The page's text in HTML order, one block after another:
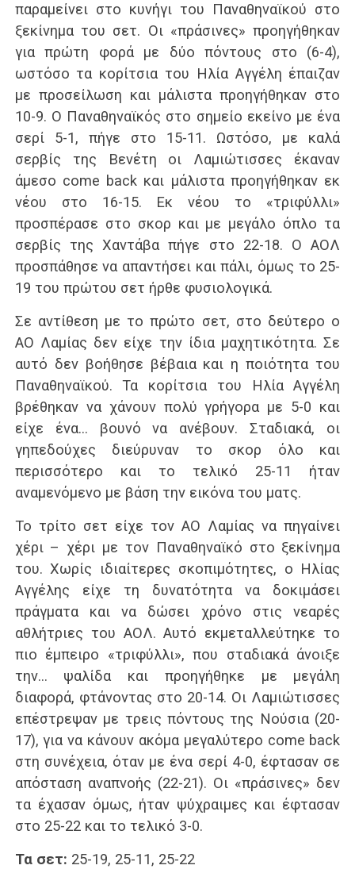
παραμείνει στο κυνήγι του Παναθηναϊκού στο
ξεκίνημα του σετ. Οι «πράσινες» προηγήθηκαν
για πρώτη φορά με δύο πόντους στο (6-4),
ωστόσο τα κορίτσια του Ηλία Αγγέλη έπαιζαν
με προσείλωση και μάλιστα προηγήθηκαν στο
10-9. Ο Παναθηναϊκός στο σημείο εκείνο με ένα
σερί 5-1, πήγε στο 15-11. Ωστόσο, με καλά
σερβίς της Βενέτη οι Λαμιώτισσες έκαναν
άμεσο come back και μάλιστα προηγήθηκαν εκ
νέου στο 16-15. Εκ νέου το «τριφύλλι»
προσπέρασε στο σκορ και με μεγάλο όπλο τα
σερβίς της Χαντάβα πήγε στο 22-18. Ο ΑΟΛ
προσπάθησε να απαντήσει και πάλι, όμως το 25-
19 του πρώτου σετ ήρθε φυσιολογικά.
Σε αντίθεση με το πρώτο σετ, στο δεύτερο ο
ΑΟ Λαμίας δεν είχε την ίδια μαχητικότητα. Σε
αυτό δεν βοήθησε βέβαια και η ποιότητα του
Παναθηναϊκού. Τα κορίτσια του Ηλία Αγγέλη
βρέθηκαν να χάνουν πολύ γρήγορα με 5-0 και
είχε ένα… βουνό να ανέβουν. Σταδιακά, οι
γηπεδούχες διεύρυναν το σκορ όλο και
περισσότερο και το τελικό 25-11 ήταν
αναμενόμενο με βάση την εικόνα του ματς.
Το τρίτο σετ είχε τον ΑΟ Λαμίας να πηγαίνει
χέρι – χέρι με τον Παναθηναϊκό στο ξεκίνημα
του. Χωρίς ιδιαίτερες σκοπιμότητες, ο Ηλίας
Αγγέλης είχε τη δυνατότητα να δοκιμάσει
πράγματα και να δώσει χρόνο στις νεαρές
αθλήτριες του ΑΟΛ. Αυτό εκμεταλλεύτηκε το
πιο έμπειρο «τριφύλλι», που σταδιακά άνοιξε
την… ψαλίδα και προηγήθηκε με μεγάλη
διαφορά, φτάνοντας στο 20-14. Οι Λαμιώτισσες
επέστρεψαν με τρεις πόντους της Νούσια (20-
17), για να κάνουν ακόμα μεγαλύτερο come back
στη συνέχεια, όταν με ένα σερί 4-0, έφτασαν σε
απόσταση αναπνοής (22-21). Οι «πράσινες» δεν
τα έχασαν όμως, ήταν ψύχραιμες και έφτασαν
στο 25-22 και το τελικό 3-0.
Τα σετ: 25-19, 25-11, 25-22